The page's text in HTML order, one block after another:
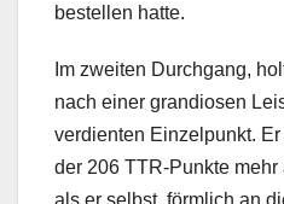
bestellen hatte.
Im zweiten Durchgang,
nach einer grandiosen
verdienten Einzelpunkt.
der 206 TTR-Punkte
als er selbst, förmlich an